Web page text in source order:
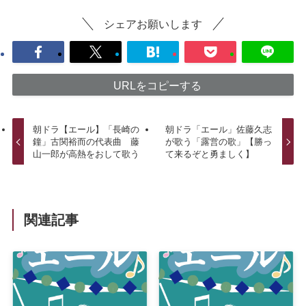
シェアお願いします
URLをコピーする
朝ドラ【エール】「長崎の
鐘」古関裕而の代表曲 藤
山一郎が高熱をおして歌う
朝ドラ「エール」佐藤久志
が歌う「露営の歌」【勝っ
て来るぞと勇ましく】
関連記事